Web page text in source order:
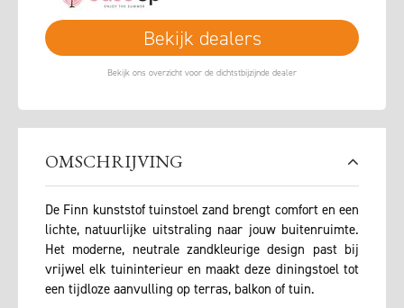
Bekijk dealers
OMSCHRIJVING
De Finn kunststof tuinstoel zand brengt comfort en een
lichte, natuurlijke uitstraling naar jouw buitenruimte.
Het moderne, neutrale zandkleurige design past bij
vrijwel elk tuininterieur en maakt deze diningstoel tot
een tijdloze aanvulling op terras, balkon of tuin.